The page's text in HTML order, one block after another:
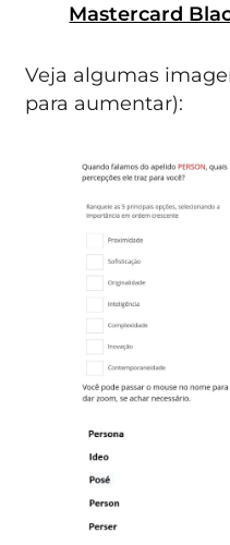
Mastercard
Veja algumas
para aumentar):